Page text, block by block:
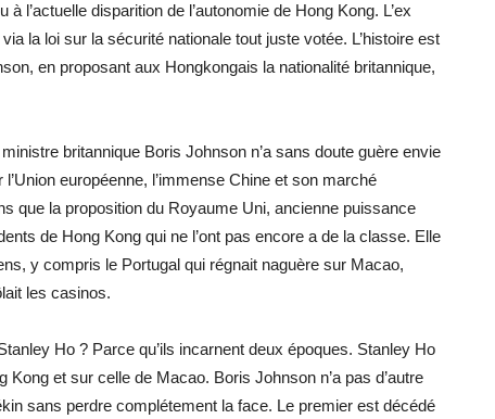
l’actuelle disparition de l’autonomie de Hong Kong. L’ex
la loi sur la sécurité nationale tout juste votée. L’histoire est
en proposant aux Hongkongais la nationalité britannique,
britannique Boris Johnson n’a sans doute guère envie
européenne, l’immense Chine et son marché
que la proposition du Royaume Uni, ancienne puissance
de Hong Kong qui ne l’ont pas encore a de la classe. Elle
y compris le Portugal qui régnait naguère sur Macao,
les casinos.
Ho ? Parce qu’ils incarnent deux époques. Stanley Ho
Kong et sur celle de Macao. Boris Johnson n’a pas d’autre
sans perdre complétement la face. Le premier est décédé